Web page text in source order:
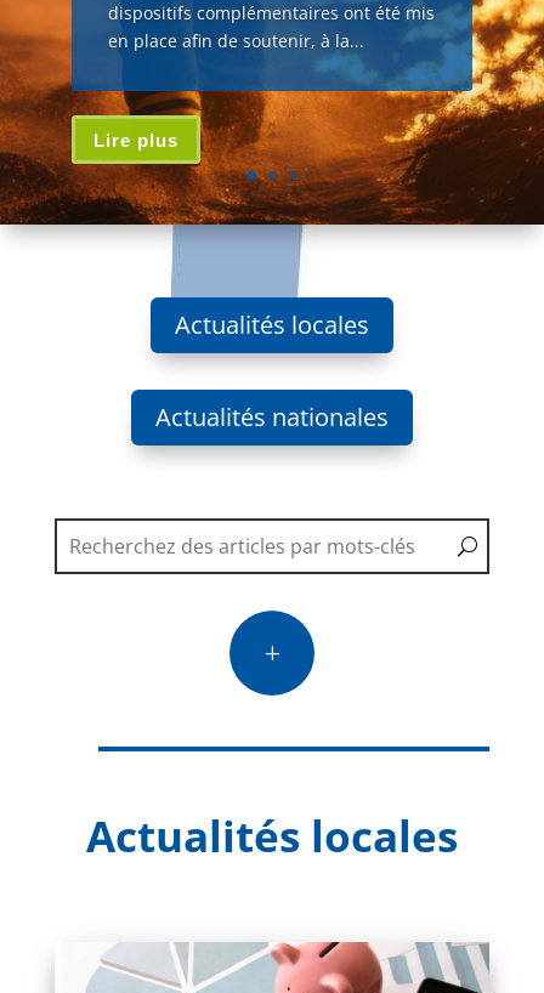
dispositifs complémentaires ont été mis
en place afin de soutenir, à la...
Lire plus
Actualités locales
Actualités nationales
L
Actualités locales